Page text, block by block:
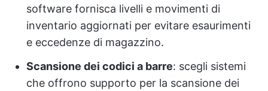
software fornisca livelli e movimenti di
inventario aggiornati per evitare esaurimenti
e eccedenze di magazzino.
Scansione dei codici a barre: scegli sistemi
che offrono supporto per la scansione dei